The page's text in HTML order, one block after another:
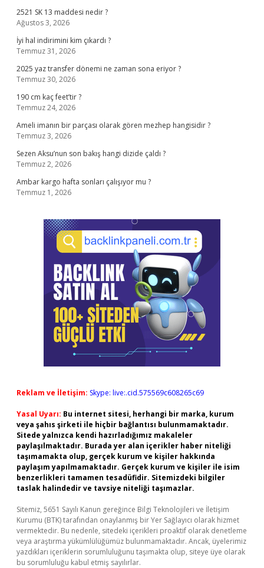
2521 SK 13 maddesi nedir ?
Ağustos 3, 2026
İyi hal indirimini kim çıkardı ?
Temmuz 31, 2026
2025 yaz transfer dönemi ne zaman sona eriyor ?
Temmuz 30, 2026
190 cm kaç feet’tir ?
Temmuz 24, 2026
Ameli imanın bir parçası olarak gören mezhep hangisidir ?
Temmuz 3, 2026
Sezen Aksu’nun son bakış hangi dizide çaldı ?
Temmuz 2, 2026
Ambar kargo hafta sonları çalışıyor mu ?
Temmuz 1, 2026
Reklam ve İletişim: Skype: live:.cid.575569c608265c69
Yasal Uyarı: Bu internet sitesi, herhangi bir marka, kurum
veya şahıs şirketi ile hiçbir bağlantısı bulunmamaktadır.
Sitede yalnızca kendi hazırladığımız makaleler
paylaşılmaktadır. Burada yer alan içerikler haber niteliği
taşımamakta olup, gerçek kurum ve kişiler hakkında
paylaşım yapılmamaktadır. Gerçek kurum ve kişiler ile isim
benzerlikleri tamamen tesadüfidir. Sitemizdeki bilgiler
taslak halindedir ve tavsiye niteliği taşımazlar.
Sitemiz, 5651 Sayılı Kanun gereğince Bilgi Teknolojileri ve İletişim
Kurumu (BTK) tarafından onaylanmış bir Yer Sağlayıcı olarak hizmet
vermektedir. Bu nedenle, sitedeki içerikleri proaktif olarak denetleme
veya araştırma yükümlülüğümüz bulunmamaktadır. Ancak, üyelerimiz
yazdıkları içeriklerin sorumluluğunu taşımakta olup, siteye üye olarak
bu sorumluluğu kabul etmiş sayılırlar.